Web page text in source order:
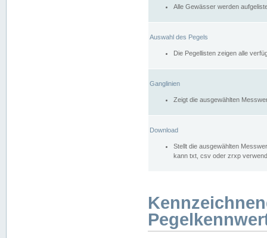
Alle Gewässer werden
Auswahl des Pegels
Die Pegellisten zeigen alle
Ganglinien
Zeigt die ausgewählten
Download
Stellt die ausgewählten
kann txt, csv oder zrxp